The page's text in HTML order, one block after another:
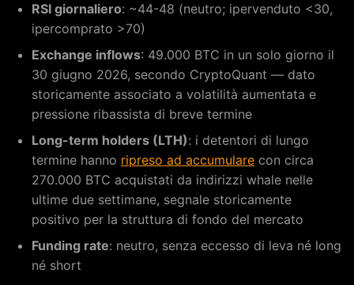
RSI giornaliero: ~44-48 (neutro; ipervenduto <30,
ipercomprato >70)
Exchange inflows: 49.000 BTC in un solo giorno il
30 giugno 2026, secondo CryptoQuant — dato
storicamente associato a volatilità aumentata e
pressione ribassista di breve termine
Long-term holders (LTH): i detentori di lungo
termine hanno ripreso ad accumulare con circa
270.000 BTC acquistati da indirizzi whale nelle
ultime due settimane, segnale storicamente
positivo per la struttura di fondo del mercato
Funding rate: neutro, senza eccesso di leva né long
né short